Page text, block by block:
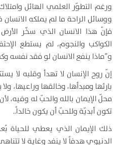
ورغم التطوّر العلمي الهائل
ووسائل الراحة ما لم يملكه
فإنّ هذا الانسان الذي سخّر
الكواكب والنجوم، لم يستطع
و”ماذا ينفع الانسان لو فقد نفسه
إنّ روح الإنسان لا تهدأ وقلبه لا
بارئها ومبدأها، وخالقها وراعيها،
محلّ الإيمان بالله والحبّ له وفيه،
تكون أبديّة وللحبّ أن يكون خالداً..
ذلك الإيمان الذي يعطي للحياة
الدنيوي هدفاً لا ينفد وغاية لا